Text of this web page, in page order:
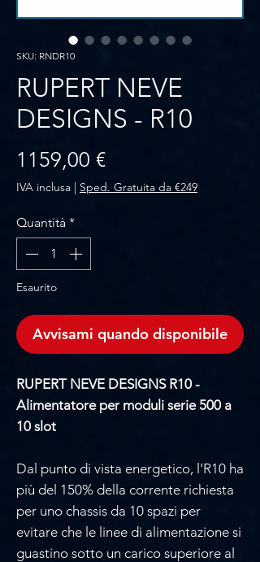
SKU: RNDR10
RUPERT NEVE
DESIGNS - R10
1159,00 €Prezzo
IVA inclusa | Sped. Gratuita da €249
Quantità *
Esaurito
Avvisami quando disponibile
RUPERT NEVE DESIGNS R10 -
Alimentatore per moduli serie 500 a
10 slot
Dal punto di vista energetico, l'R10 ha
più del 150% della corrente richiesta
per uno chassis da 10 spazi per
evitare che le linee di alimentazione si
guastino sotto un carico superiore al